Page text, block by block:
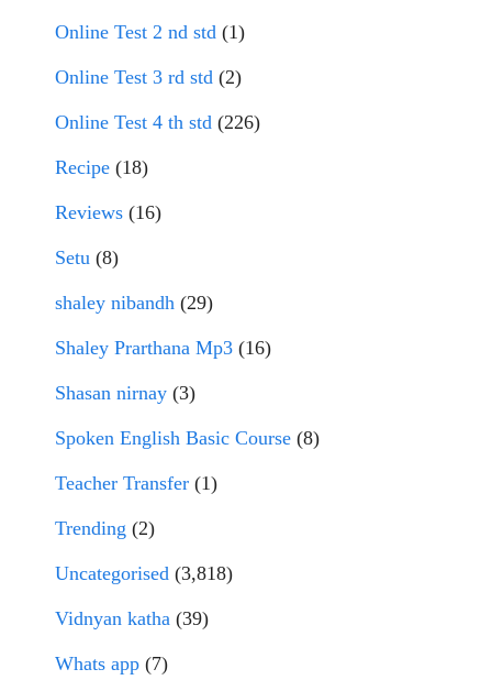
Online Test 2 nd std (1)
Online Test 3 rd std (2)
Online Test 4 th std (226)
Recipe (18)
Reviews (16)
Setu (8)
shaley nibandh (29)
Shaley Prarthana Mp3 (16)
Shasan nirnay (3)
Spoken English Basic Course (8)
Teacher Transfer (1)
Trending (2)
Uncategorised (3,818)
Vidnyan katha (39)
Whats app (7)